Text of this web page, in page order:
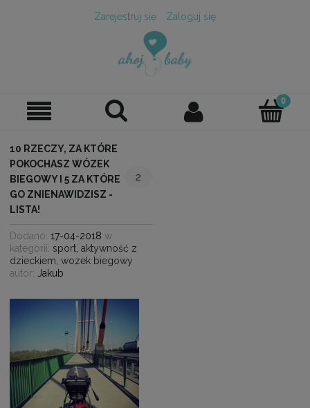
Zarejestruj się Zaloguj się
10 RZECZY, ZA KTÓRE
POKOCHASZ WÓZEK
BIEGOWY I 5 ZA KTÓRE
GO ZNIENAWIDZISZ -
LISTA!
2
Dodano:17-04-2018 w
kategorii:sport,aktywność z
dzieckiem,wozek biegowy
autor: Jakub